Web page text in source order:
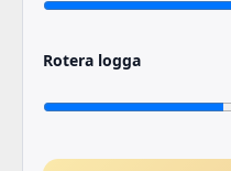
Rotera logga